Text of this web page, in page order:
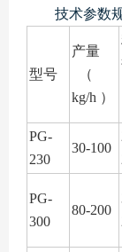
技术参数规
型号
产量
（
kg/h ）
PG-
230
30-100
PG-
300
80-200